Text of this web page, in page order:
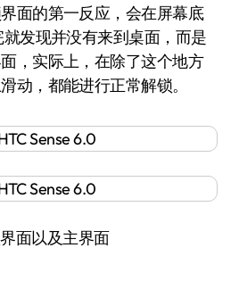
面的第一反应，会在屏幕底
发现并没有来到桌面，而是
，实际上，在除了这个地方
动，都能进行正常解锁。
面以及主界面